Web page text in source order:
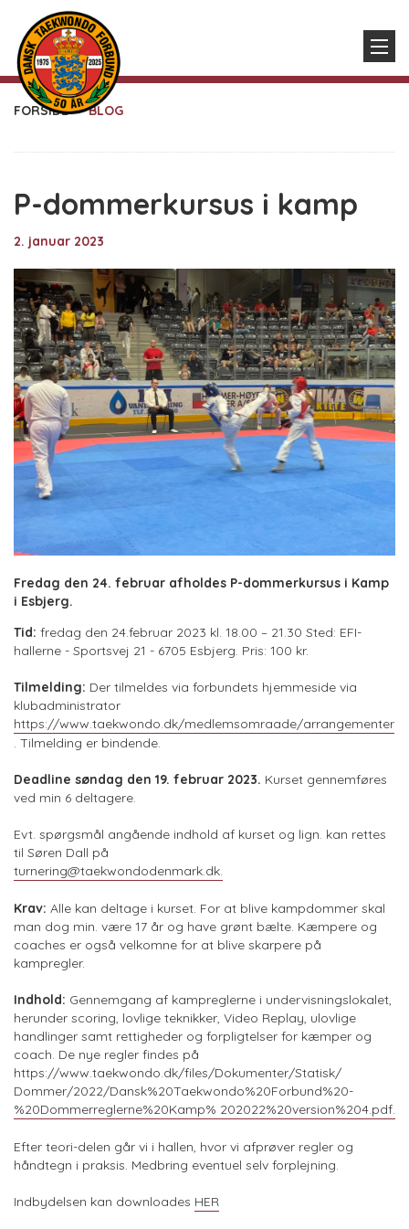
FORSIDE BLOG
P-dommerkursus i kamp
2. januar 2023
Fredag den 24. februar afholdes P-dommerkursus i Kamp
i Esbjerg.
Tid: fredag den 24.februar 2023 kl. 18.00 – 21.30 Sted: EFI-
hallerne - Sportsvej 21 - 6705 Esbjerg. Pris: 100 kr.
Tilmelding: Der tilmeldes via forbundets hjemmeside via
klubadministrator
https://www.taekwondo.dk/medlemsomraade/arrangementer
. Tilmelding er bindende.
Deadline søndag den 19. februar 2023. Kurset gennemføres
ved min 6 deltagere.
Evt. spørgsmål angående indhold af kurset og lign. kan rettes
til Søren Dall på
turnering@taekwondodenmark.dk
Krav: Alle kan deltage i kurset. For at blive kampdommer skal
man dog min. være 17 år og have grønt bælte. Kæmpere og
coaches er også velkomne for at blive skarpere på
kampregler.
Indhold: Gennemgang af kampreglerne i undervisningslokalet,
herunder scoring, lovlige teknikker, Video Replay, ulovlige
handlinger samt rettigheder og forpligtelser for kæmper og
coach. De nye regler findes på
https://www.taekwondo.dk/files/Dokumenter/Statisk/
Dommer/2022/Dansk%20Taekwondo%20Forbund%20-
%20Dommerreglerne%20Kamp% 202022%20version%204.pdf.
Efter teori-delen går vi i hallen, hvor vi afprøver regler og
håndtegn i praksis. Medbring eventuel selv forplejning.
Indbydelsen kan downloades HER